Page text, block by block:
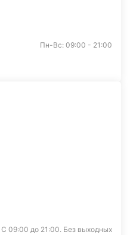
Пн-Вс: 09:00 - 21:00
С 09:00 до 21:00. Без выходных